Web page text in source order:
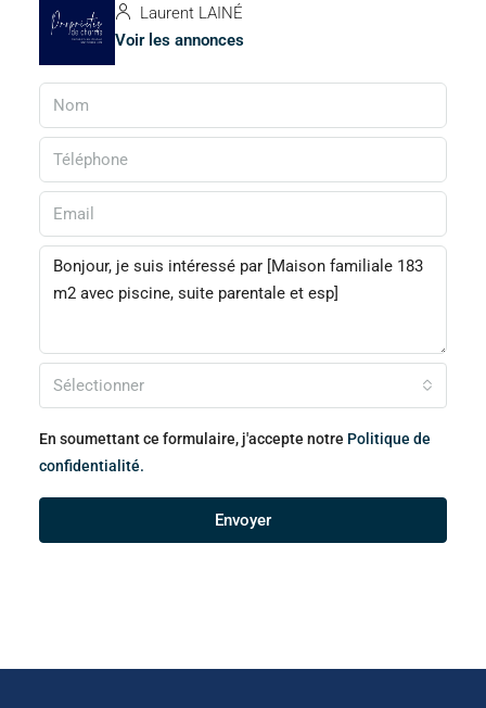
Laurent LAINÉ
Voir les annonces
Sélectionner
En soumettant ce formulaire, j'accepte notre Politique de
confidentialité.
Envoyer